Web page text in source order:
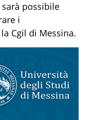
possibile
i
Cgil di Messina.